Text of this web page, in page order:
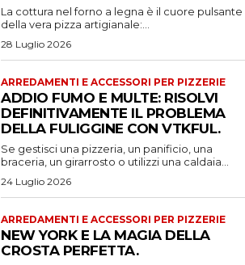
La cottura nel forno a legna è il cuore pulsante
della vera pizza artigianale:...
28 Luglio 2026
ARREDAMENTI E ACCESSORI PER PIZZERIE
ADDIO FUMO E MULTE: RISOLVI
DEFINITIVAMENTE IL PROBLEMA
DELLA FULIGGINE CON VTKFUL.
Se gestisci una pizzeria, un panificio, una
braceria, un girarrosto o utilizzi una caldaia...
24 Luglio 2026
ARREDAMENTI E ACCESSORI PER PIZZERIE
NEW YORK E LA MAGIA DELLA
CROSTA PERFETTA.